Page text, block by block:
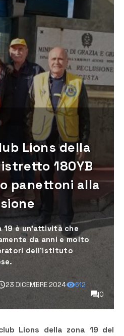
Lions della
180YB
panettoni alla
19 è un’attività che
da anni e molto
dell’istituto
23 DICEMBRE 2024
612
0
Lions della zona 19 del